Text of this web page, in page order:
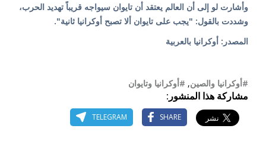
وأشارت لو إلى أن العالم يعتقد أن تايوان سيواجه قريباً تهديد الحرب،
وشددت بالقول: "يجب على تايوان ألا تصبح أوكرانيا ثانية".
المصدر: أوكرانيا بالعربية
#أوكرانيا والصين, #أوكرانيا وتايوان
مشاركة هذا المنشور:
SHARE
TELEGRAM